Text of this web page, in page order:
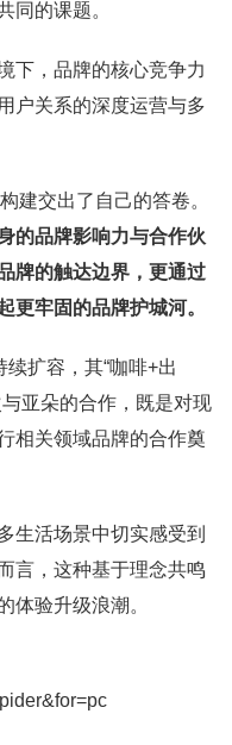
同的课题。
下，品牌的核心竞争力
户关系的深度运营与多
建交出了自己的答卷。
的品牌影响力与合作伙
牌的触达边界，更通过
更牢固的品牌护城河。
续扩容，其“咖啡+出
亚朵的合作，既是对现
相关领域品牌的合作奠
生活场景中切实感受到
言，这种基于理念共鸣
体验升级浪潮。